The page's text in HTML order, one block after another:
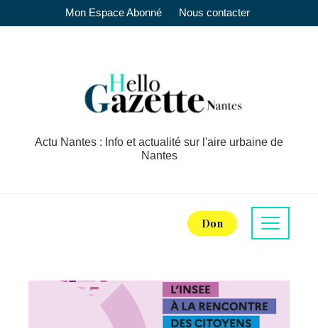
Mon Espace Abonné Nous contacter
Actu Nantes : Info et actualité sur l'aire urbaine de
Nantes
Don